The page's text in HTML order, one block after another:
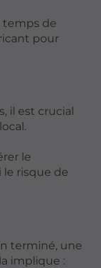
temps de
pour
il est crucial
le
le risque de
terminé, une
implique :